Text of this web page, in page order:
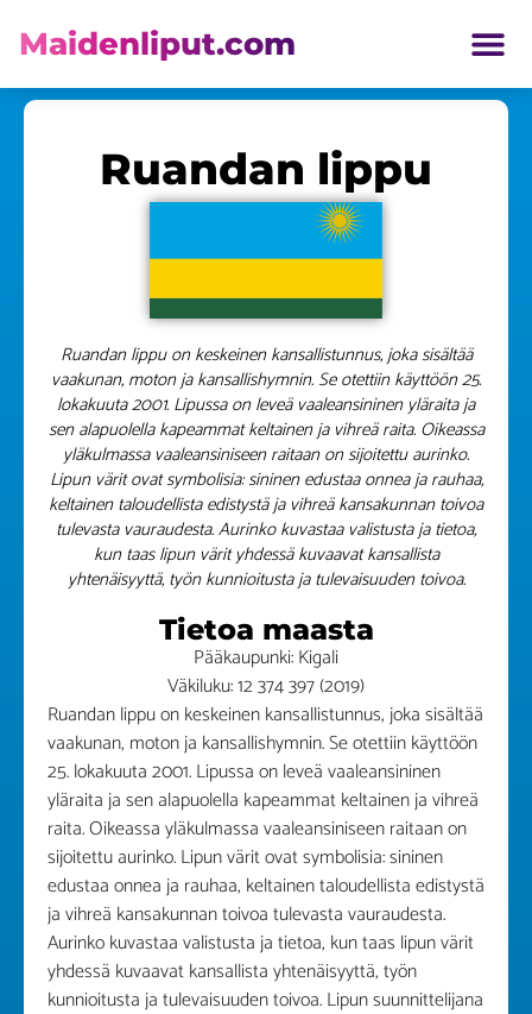
Maidenliput.com
Ruandan lippu
Ruandan lippu on keskeinen kansallistunnus, joka sisältää
vaakunan, moton ja kansallishymnin. Se otettiin käyttöön 25.
lokakuuta 2001. Lipussa on leveä vaaleansininen yläraita ja
sen alapuolella kapeammat keltainen ja vihreä raita. Oikeassa
yläkulmassa vaaleansiniseen raitaan on sijoitettu aurinko.
Lipun värit ovat symbolisia: sininen edustaa onnea ja rauhaa,
keltainen taloudellista edistystä ja vihreä kansakunnan toivoa
tulevasta vauraudesta. Aurinko kuvastaa valistusta ja tietoa,
kun taas lipun värit yhdessä kuvaavat kansallista
yhtenäisyyttä, työn kunnioitusta ja tulevaisuuden toivoa.
Tietoa maasta
Pääkaupunki: Kigali
Väkiluku: 12 374 397 (2019)
Ruandan lippu on keskeinen kansallistunnus, joka sisältää
vaakunan, moton ja kansallishymnin. Se otettiin käyttöön
25. lokakuuta 2001. Lipussa on leveä vaaleansininen
yläraita ja sen alapuolella kapeammat keltainen ja vihreä
raita. Oikeassa yläkulmassa vaaleansiniseen raitaan on
sijoitettu aurinko. Lipun värit ovat symbolisia: sininen
edustaa onnea ja rauhaa, keltainen taloudellista edistystä
ja vihreä kansakunnan toivoa tulevasta vauraudesta.
Aurinko kuvastaa valistusta ja tietoa, kun taas lipun värit
yhdessä kuvaavat kansallista yhtenäisyyttä, työn
kunnioitusta ja tulevaisuuden toivoa. Lipun suunnittelijana